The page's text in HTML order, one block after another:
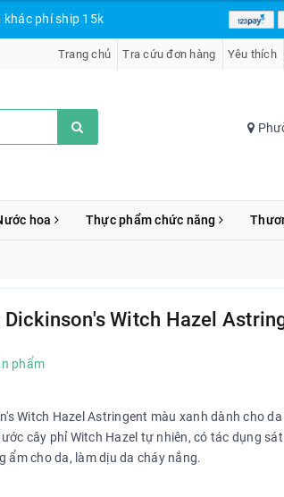
phí ship 15k
Trang chủ Tra cứu đơn hàng Yêu thích
hoa Thực phẩm chức năng
Witch Hazel
phẩm
Witch Hazel Astringent màu xanh dành cho
cây phỉ Witch Hazel tự nhiên, có tác dụng
ẩm cho da, làm dịu da cháy nắng.